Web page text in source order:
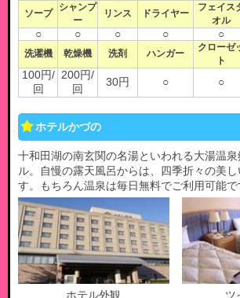
ソープ
シャンプ
ー
リンス ドライヤー
フェイス
オル
○ ○ ○ ○ ○
洗濯機 乾燥機 洗剤 ハンガー
クローゼ
ト
100円/
回
200円/
回
30円 ○ ○
ホテルかづの
十和田湖の南玄関の名湯といわれる大湯温
ル。自慢の露天風呂からは、四季折々の美し
す。もちろん温泉は毎日無料でご利用可能で
ホテル外観 ツ